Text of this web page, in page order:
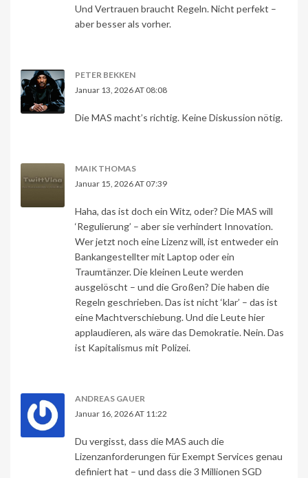
Und Vertrauen braucht Regeln. Nicht perfekt –
aber besser als vorher.
PETER BEKKEN
Januar 13, 2026 AT 08:08
Die MAS macht’s richtig. Keine Diskussion nötig.
MAIK THOMAS
Januar 15, 2026 AT 07:39
Haha, das ist doch ein Witz, oder? Die MAS will
‘Regulierung’ – aber sie verhindert Innovation.
Wer jetzt noch eine Lizenz will, ist entweder ein
Bankangestellter mit Laptop oder ein
Traumtänzer. Die kleinen Leute werden
ausgelöscht – und die Großen? Die haben die
Regeln geschrieben. Das ist nicht ‘klar’ – das ist
eine Machtverschiebung. Und die Leute hier
applaudieren, als wäre das Demokratie. Nein. Das
ist Kapitalismus mit Polizei.
ANDREAS GAUER
Januar 16, 2026 AT 11:22
Du vergisst, dass die MAS auch die
Lizenzanforderungen für Exempt Services genau
definiert hat – und dass die 3 Millionen SGD